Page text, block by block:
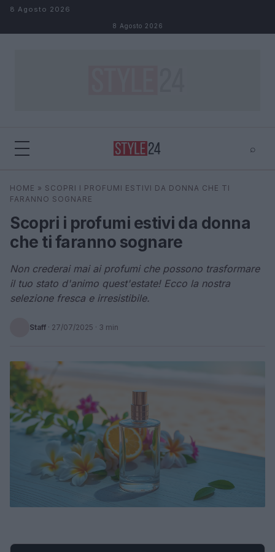
Salta al contenuto
8 Agosto 2026
8 Agosto 2026
⌕
Cerca
HOME » SCOPRI I PROFUMI ESTIVI DA DONNA CHE TI
FARANNO SOGNARE
Scopri i profumi estivi da donna
che ti faranno sognare
Non crederai mai ai profumi che possono trasformare
il tuo stato d'animo quest'estate! Ecco la nostra
selezione fresca e irresistibile.
Staff · 27/07/2025 · 3 min